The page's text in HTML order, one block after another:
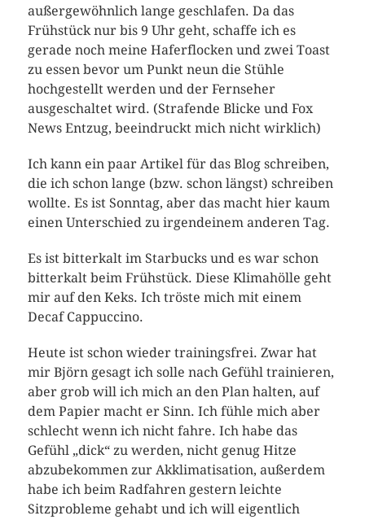
außergewöhnlich lange geschlafen. Da das
Frühstück nur bis 9 Uhr geht, schaffe ich es
gerade noch meine Haferflocken und zwei Toast
zu essen bevor um Punkt neun die Stühle
hochgestellt werden und der Fernseher
ausgeschaltet wird. (Strafende Blicke und Fox
News Entzug, beeindruckt mich nicht wirklich)
Ich kann ein paar Artikel für das Blog schreiben,
die ich schon lange (bzw. schon längst) schreiben
wollte. Es ist Sonntag, aber das macht hier kaum
einen Unterschied zu irgendeinem anderen Tag.
Es ist bitterkalt im Starbucks und es war schon
bitterkalt beim Frühstück. Diese Klimahölle geht
mir auf den Keks. Ich tröste mich mit einem
Decaf Cappuccino.
Heute ist schon wieder trainingsfrei. Zwar hat
mir Björn gesagt ich solle nach Gefühl trainieren,
aber grob will ich mich an den Plan halten, auf
dem Papier macht er Sinn. Ich fühle mich aber
schlecht wenn ich nicht fahre. Ich habe das
Gefühl „dick“ zu werden, nicht genug Hitze
abzubekommen zur Akklimatisation, außerdem
habe ich beim Radfahren gestern leichte
Sitzprobleme gehabt und ich will eigentlich